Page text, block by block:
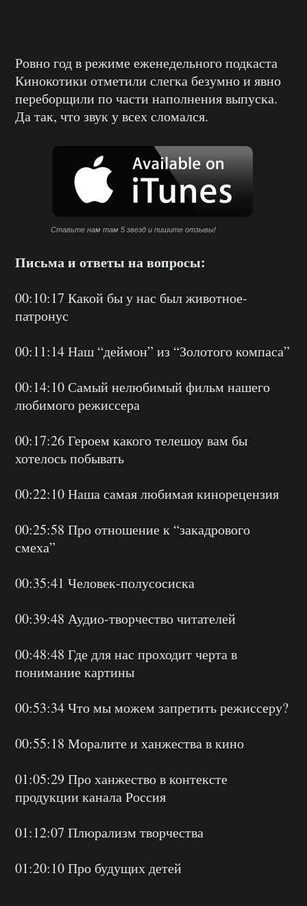
Ровно год в режиме еженедельного подкаста
Кинокотики отметили слегка безумно и явно
переборщили по части наполнения выпуска.
Да так, что звук у всех сломался.
Ставьте нам там 5 звезд и пишите отзывы!
Письма и ответы на вопросы:
00:10:17 Какой бы у нас был животное-
патронус
00:11:14 Наш “деймон” из “Золотого компаса”
00:14:10 Самый нелюбимый фильм нашего
любимого режиссера
00:17:26 Героем какого телешоу вам бы
хотелось побывать
00:22:10 Наша самая любимая кинорецензия
00:25:58 Про отношение к “закадрового
смеха”
00:35:41 Человек-полусосиска
00:39:48 Аудио-творчество читателей
00:48:48 Где для нас проходит черта в
понимание картины
00:53:34 Что мы можем запретить режиссеру?
00:55:18 Моралите и ханжества в кино
01:05:29 Про ханжество в контексте
продукции канала Россия
01:12:07 Плюрализм творчества
01:20:10 Про будущих детей